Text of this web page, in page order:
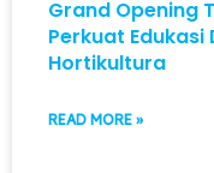
Grand Opening
Perkuat
Hortikultura
READ MORE »